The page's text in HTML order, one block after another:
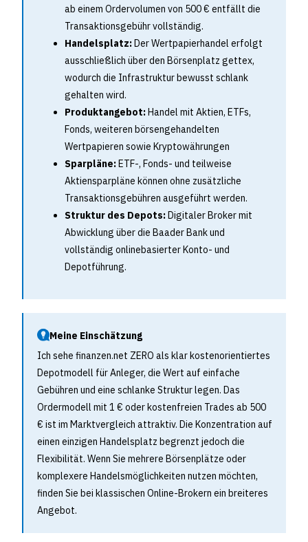
ab einem Ordervolumen von 500 € entfällt die
Transaktionsgebühr vollständig.
Handelsplatz: Der Wertpapierhandel erfolgt
ausschließlich über den Börsenplatz gettex,
wodurch die Infrastruktur bewusst schlank
gehalten wird.
Produktangebot: Handel mit Aktien, ETFs,
Fonds, weiteren börsengehandelten
Wertpapieren sowie Kryptowährungen
Sparpläne: ETF-, Fonds- und teilweise
Aktiensparpläne können ohne zusätzliche
Transaktionsgebühren ausgeführt werden.
Struktur des Depots: Digitaler Broker mit
Abwicklung über die Baader Bank und
vollständig onlinebasierter Konto- und
Depotführung.
Meine Einschätzung
Ich sehe finanzen.net ZERO als klar kostenorientiertes
Depotmodell für Anleger, die Wert auf einfache
Gebühren und eine schlanke Struktur legen. Das
Ordermodell mit 1 € oder kostenfreien Trades ab 500
€ ist im Marktvergleich attraktiv. Die Konzentration auf
einen einzigen Handelsplatz begrenzt jedoch die
Flexibilität. Wenn Sie mehrere Börsenplätze oder
komplexere Handelsmöglichkeiten nutzen möchten,
finden Sie bei klassischen Online-Brokern ein breiteres
Angebot.